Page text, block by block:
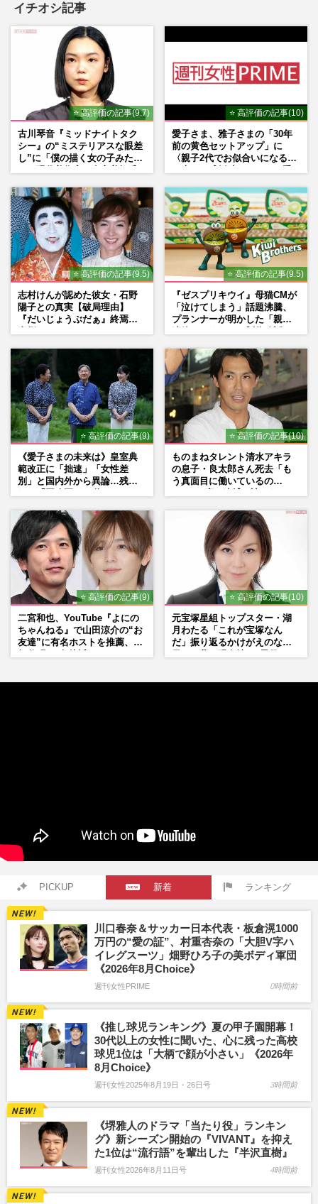
イチオシ記事
⭐ 高評価の記事(9.7)
古川琴音『ミッドナイトタク
シー』の“ミステリアスな眼差
し”に「僕の描く女の子みた
⭐ 高評価の記事(10)
愛子さま、雅子さまの「30年
前の黄色セットアップ」に
〈親子2代でお似合いになる〉
⭐ 高評価の記事(9.5)
志村けんが認めた彼女・石野
陽子との真実【破局理由】
『だいじょうぶだぁ』終焉の
⭐ 高評価の記事(9.5)
『ゼスプリキウイ』母猫CMが
「泣けてしまう」話題沸騰、
プランナーが明かした「親に
⭐ 高評価の記事(9)
《愛子さまの未来は》皇室典
範改正に「拙速」「女性差
別」と国内外から異論…残さ
⭐ 高評価の記事(10)
ものまねタレント清水アキラ
の息子・良太郎さん死去「も
う真面目に働いているの
⭐ 高評価の記事(9)
二宮和也、YouTube『よにの
ちゃんねる』で山田涼介の“お
友達”に有名ホストを推薦、歌
⭐ 高評価の記事(10)
元宝塚星組トップスター・湖
月わたる「これが宝塚なん
だ」振り返るかけがえのない
PICKUP 新着 ランキング
川口春奈＆サッカー日本代表・板倉滉1000
万円の“愛の証”、村重杏奈の「大胆V字ハ
イレグスーツ」畑野ひろ子の美ボディ軍団
《2026年8月Choice》
週刊女性PRIME 0時間前
《推し球児ランキング》夏の甲子園開幕！
30代以上の女性に聞いた、心に残った高校
球児1位は「大柄で顔が小さい」《2026年
8月Choice》
週刊女性2025年8月19日・26日号 3時間前
《堺雅人のドラマ「当たり役」ランキン
グ》新シーズン開始の『VIVANT』を抑え
た1位は“流行語”を輩出した『半沢直樹』
週刊女性2026年8月11日号 4時間前